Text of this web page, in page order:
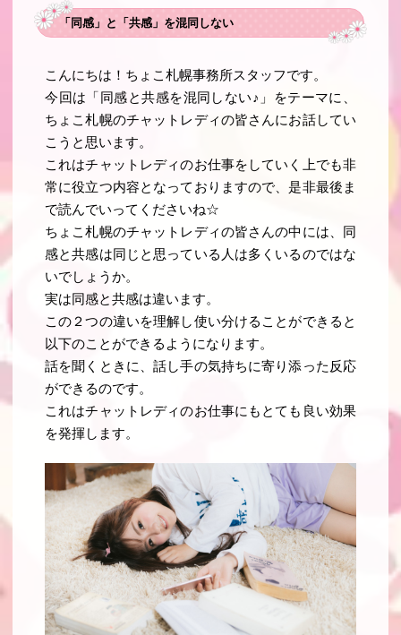
「同感」と「共感」を混同しない
こんにちは！ちょこ札幌事務所スタッフです。
今回は「同感と共感を混同しない♪」をテーマに、
ちょこ札幌のチャットレディの皆さんにお話してい
こうと思います。
これはチャットレディのお仕事をしていく上でも非
常に役立つ内容となっておりますので、是非最後ま
で読んでいってくださいね☆
ちょこ札幌のチャットレディの皆さんの中には、同
感と共感は同じと思っている人は多くいるのではな
いでしょうか。
実は同感と共感は違います。
この２つの違いを理解し使い分けることができると
以下のことができるようになります。
話を聞くときに、話し手の気持ちに寄り添った反応
ができるのです。
これはチャットレディのお仕事にもとても良い効果
を発揮します。